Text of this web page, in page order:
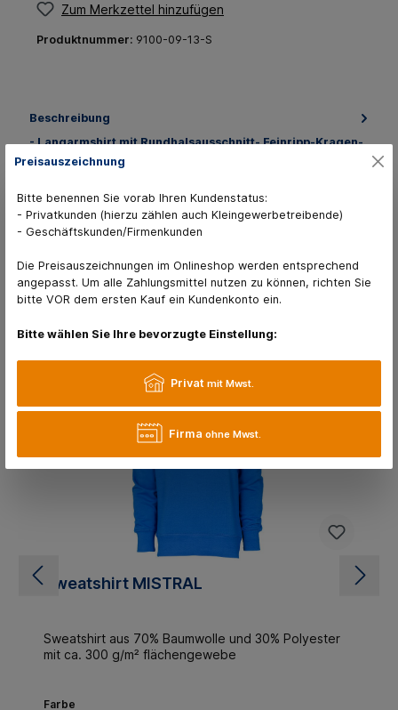
Zum Merkzettel hinzufügen
Produktnummer: 9100-09-13-S
Beschreibung
- Langarmshirt mit Rundhalsausschnitt- Feinripp-Kragen-
Verstärkungsband in Kontrastfarbe von Schulter zu
Sammelbestellungen
45 Varianten verfügbar
Sweatshirt MISTRAL
Sweatshirt aus 70% Baumwolle und 30% Polyester
mit ca. 300 g/m² flächengewebe
Farbe
Preisauszeichnung
Bitte benennen Sie vorab Ihren Kundenstatus:
- Privatkunden (hierzu zählen auch Kleingewerbetreibende)
- Geschäftskunden/Firmenkunden
Die Preisauszeichnungen im Onlineshop werden entsprechend
angepasst. Um alle Zahlungsmittel nutzen zu können, richten Sie
bitte VOR dem ersten Kauf ein Kundenkonto ein.
Bitte wählen Sie Ihre bevorzugte Einstellung:
Privat mit Mwst.
Firma ohne Mwst.